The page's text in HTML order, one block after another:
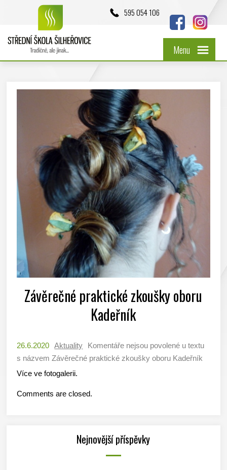
595 054 106
Menu
Závěrečné praktické zkoušky oboru
Kadeřník
26.6.2020 Aktuality Komentáře nejsou povolené u textu
s názvem Závěrečné praktické zkoušky oboru Kadeřník
Více ve fotogalerii.
Comments are closed.
Nejnovější příspěvky